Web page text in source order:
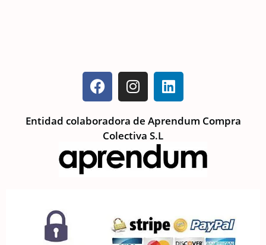
Entidad colaboradora de Aprendum Compra
Colectiva S.L